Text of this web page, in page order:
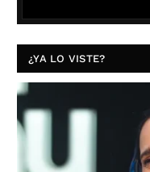
¿YA LO VISTE?